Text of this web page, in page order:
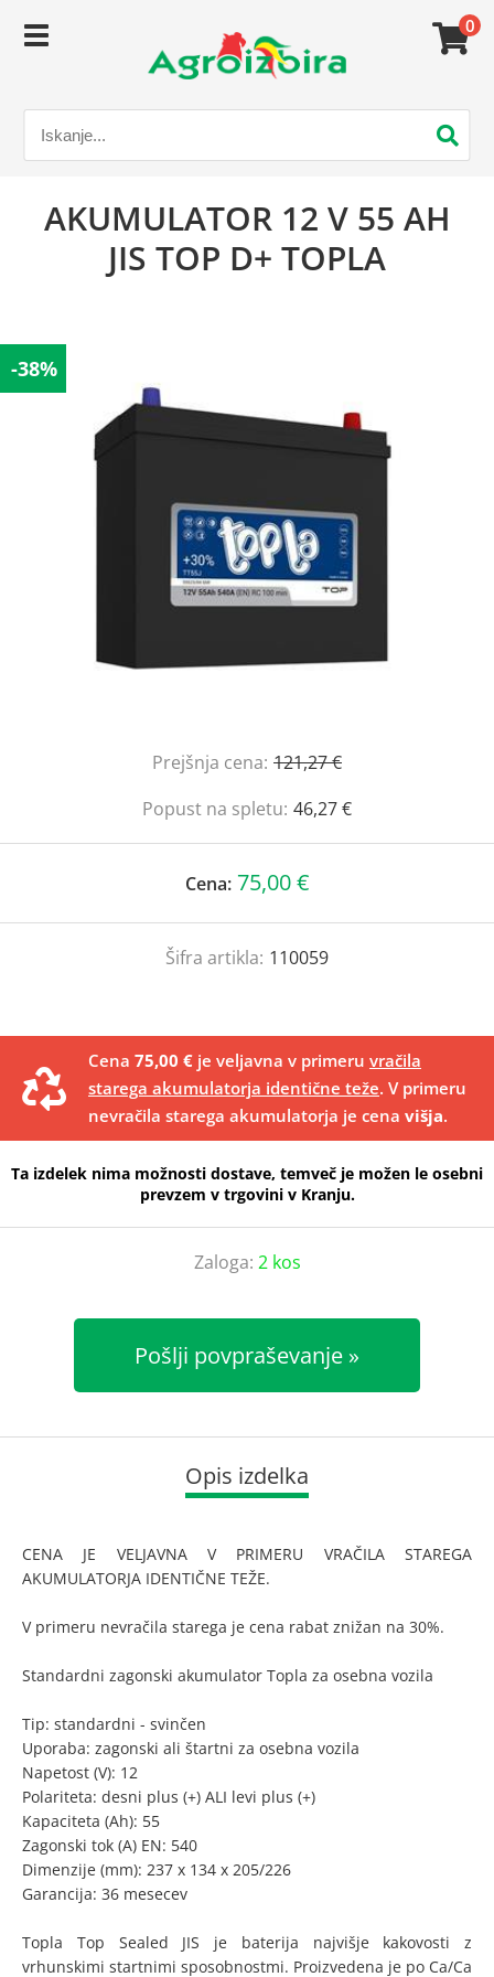
0
AKUMULATOR 12 V 55 AH
JIS TOP D+ TOPLA
-38%
Prejšnja cena: 121,27 €
Popust na spletu: 46,27 €
Cena: 75,00 €
Šifra artikla: 110059
Cena 75,00 € je veljavna v primeru vračila
starega akumulatorja identične teže. V primeru
nevračila starega akumulatorja je cena višja.
Ta izdelek nima možnosti dostave, temveč je možen le osebni
prevzem v trgovini v Kranju.
Zaloga: 2 kos
Pošlji povpraševanje
Opis izdelka
CENA JE VELJAVNA V PRIMERU VRAČILA STAREGA
AKUMULATORJA IDENTIČNE TEŽE.
V primeru nevračila starega je cena rabat znižan na 30%.
Standardni zagonski akumulator Topla za osebna vozila
Tip: standardni - svinčen
Uporaba: zagonski ali štartni za osebna vozila
Napetost (V): 12
Polariteta: desni plus (+) ALI levi plus (+)
Kapaciteta (Ah): 55
Zagonski tok (A) EN: 540
Dimenzije (mm): 237 x 134 x 205/226
Garancija: 36 mesecev
Topla Top Sealed JIS je baterija najvišje kakovosti z
vrhunskimi startnimi sposobnostmi. Proizvedena je po Ca/Ca